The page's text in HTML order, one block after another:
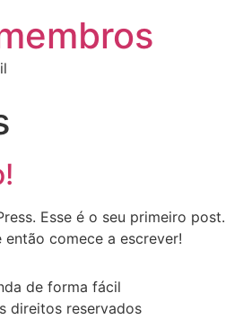
Esse é o seu primeiro post.
comece a escrever!
de forma fácil
direitos reservados